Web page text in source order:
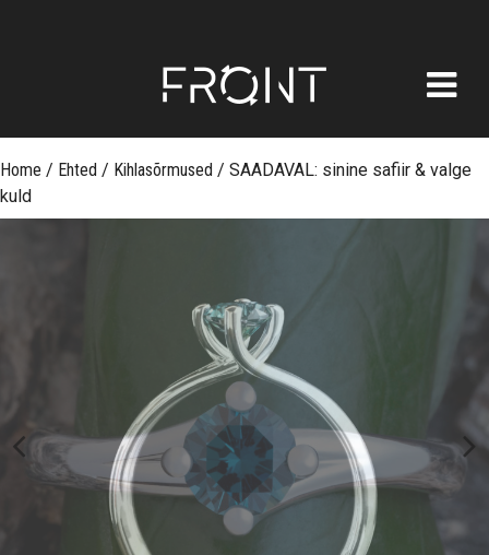
Skip
to
Home / Ehted / Kihlasõrmused / SAADAVAL: sinine safiir & valge
kuld